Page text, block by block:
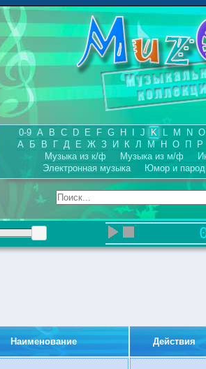
0-9 A B C D E F G H J K L M N O
А
Б В Г Д Е Ж З И К Л М Н О П
Р
Музыка из к/ф
Музыка из м/ф
Электронная музыка
Юмор и
Наименование Действия